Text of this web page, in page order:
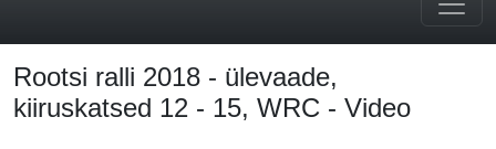
Rootsi ralli 2018 - ülevaade,
kiiruskatsed 12 - 15, WRC - Video